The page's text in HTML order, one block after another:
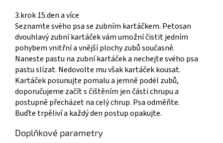
3.krok 15.den a více
Seznamte svého psa se zubním kartáčkem. Petosan
dvouhlavý zubní kartáček vám umožní čistit jedním
pohybem vnitřní a vnější plochy zubů současně.
Naneste pastu na zubní kartáček a nechejte svého psa
pastu slízat. Nedovolte mu však kartáček kousat.
Kartáček posunujte pomalu a jemně podél zubů,
doporučujeme začít s čištěním jen části chrupu a
postupně přecházet na celý chrup. Psa odměňte.
Buďte trpěliví a každý den postup opakujte.
Doplňkové parametry